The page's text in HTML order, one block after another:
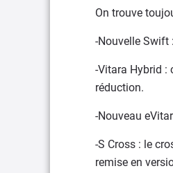
On trouve
-Nouvelle Swift
-Vitara Hybrid :
réduction.
-Nouveau
-S Cross : le
remise en